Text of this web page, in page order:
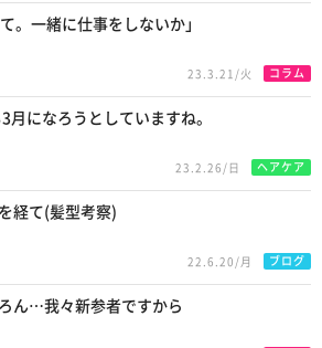
。一緒に仕事をしないか」
23.3.21/火 コラム
月になろうとしていますね。
23.2.26/日 ヘアケア
経て(髪型考察)
22.6.20/月 ブログ
ん…我々新参者ですから